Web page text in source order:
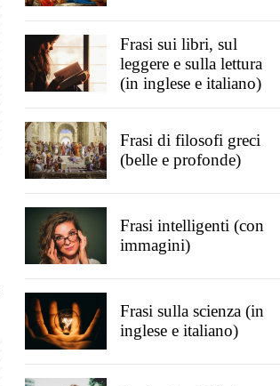
Frasi sui libri, sul
leggere e sulla lettura
(in inglese e italiano)
Frasi di filosofi greci
(belle e profonde)
Frasi intelligenti (con
immagini)
Frasi sulla scienza (in
inglese e italiano)